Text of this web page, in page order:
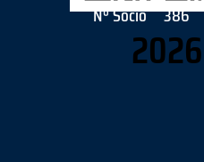
2026
386
Nº Sócio